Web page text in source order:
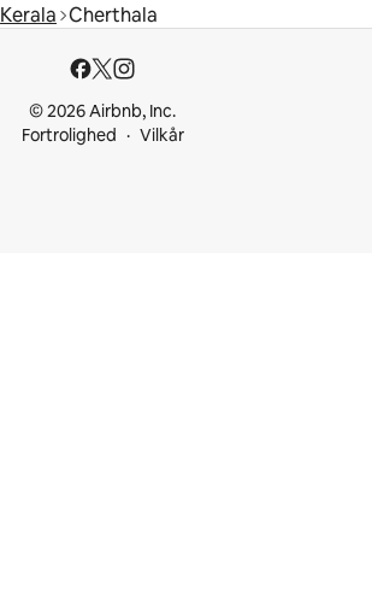
Kerala Cherthala
© 2026 Airbnb, Inc.
Fortrolighed
Vilkår